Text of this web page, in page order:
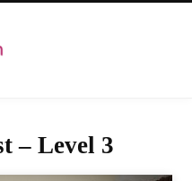
– Level 3